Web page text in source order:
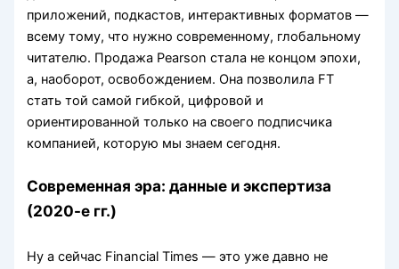
приложений, подкастов, интерактивных форматов —
всему тому, что нужно современному, глобальному
читателю. Продажа Pearson стала не концом эпохи,
а, наоборот, освобождением. Она позволила FT
стать той самой гибкой, цифровой и
ориентированной только на своего подписчика
компанией, которую мы знаем сегодня.
Современная эра: данные и экспертиза
(2020-е гг.)
Ну а сейчас Financial Times — это уже давно не